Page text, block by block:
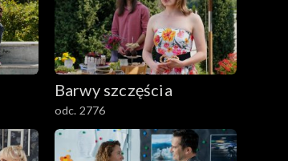
Barwy szczęścia
odc. 2776